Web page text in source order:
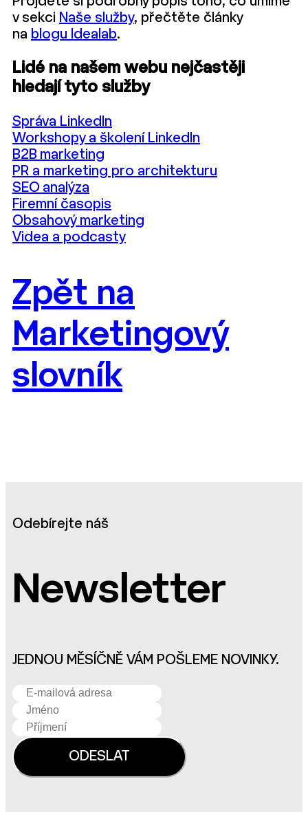
v sekci Naše služby, přečtěte články
na blogu Idealab.
Lidé na našem webu nejčastěji
hledají tyto služby
Správa LinkedIn
Workshopy a školení LinkedIn
B2B marketing
PR a marketing pro architekturu
SEO analýza
Firemní časopis
Obsahový marketing
Videa a podcasty
Zpět na
Marketingový
slovník
Odebírejte náš
Newsletter
JEDNOU MĚSÍČNĚ VÁM POŠLEME NOVINKY.